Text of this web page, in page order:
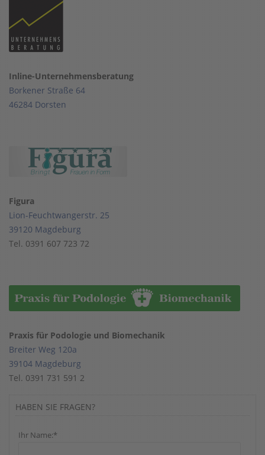
Inline-Unternehmensberatung
Borkener Straße 64
46284 Dorsten
Figura
Lion-Feuchtwangerstr. 25
39120 Magdeburg
Tel. 0391 607 723 72
Praxis für Podologie und Biomechanik
Breiter Weg 120a
39104 Magdeburg
Tel. 0391 731 591 2
HABEN SIE FRAGEN?
Ihr Name:*